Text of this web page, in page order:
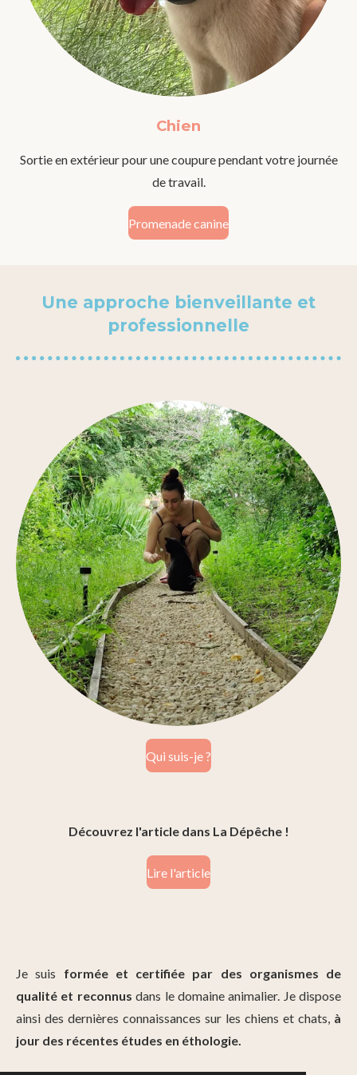
Chien
Sortie en extérieur pour une coupure pendant votre journée
de travail.
Promenade canine
Une approche bienveillante et
professionnelle
Qui suis-je ?
Découvrez l'article dans La Dépêche !
Lire l'article
Je suis formée et certifiée par des organismes de
qualité et reconnus dans le domaine animalier. Je dispose
ainsi des dernières connaissances sur les chiens et chats, à
jour des récentes études en éthologie.